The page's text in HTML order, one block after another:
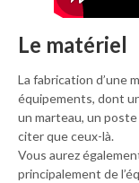
Le matériel
La fabrication d’une
équipements, dont
un marteau, un
citer que ceux-là.
Vous aurez
principalement de